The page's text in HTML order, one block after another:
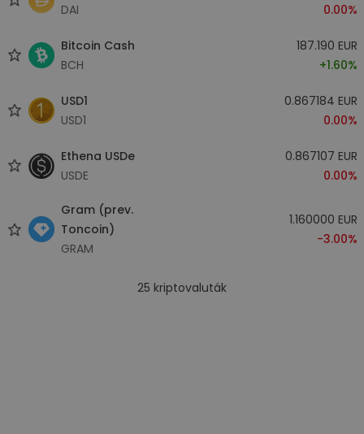
DAI
0.00%
Bitcoin Cash
BCH
187.190 EUR
+1.60%
USD1
USD1
0.867184 EUR
0.00%
Ethena USDe
USDE
0.867107 EUR
0.00%
Gram (prev.
Toncoin)
GRAM
1.160000 EUR
-3.00%
25 kriptovaluták